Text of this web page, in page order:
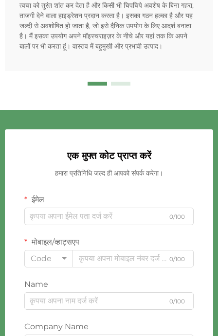
त्वचा को तुरंत शांत कर देता है और किसी भी चिपचिपे अवशेष के बिना गहरा,
ताजगी देने वाला हाइड्रेशन प्रदान करता है। इसका गठन हल्का है और यह
जल्दी से अवशोषित हो जाता है, जो इसे दैनिक उपयोग के लिए आदर्श बनाता
है। मैं इसका उपयोग अपने मॉइस्चराइज़र के नीचे और यहां तक कि अपने
बालों पर भी करता हूं। वास्तव में बहुमुखी और प्रभावी उत्पाद।
एक मुफ्त कोट प्राप्त करें
हमारा प्रतिनिधि जल्द ही आपको संपर्क करेगा।
ईमेल
0/100
मोबाइल/व्हाट्सएप
Code
0/100
Name
0/100
Company Name